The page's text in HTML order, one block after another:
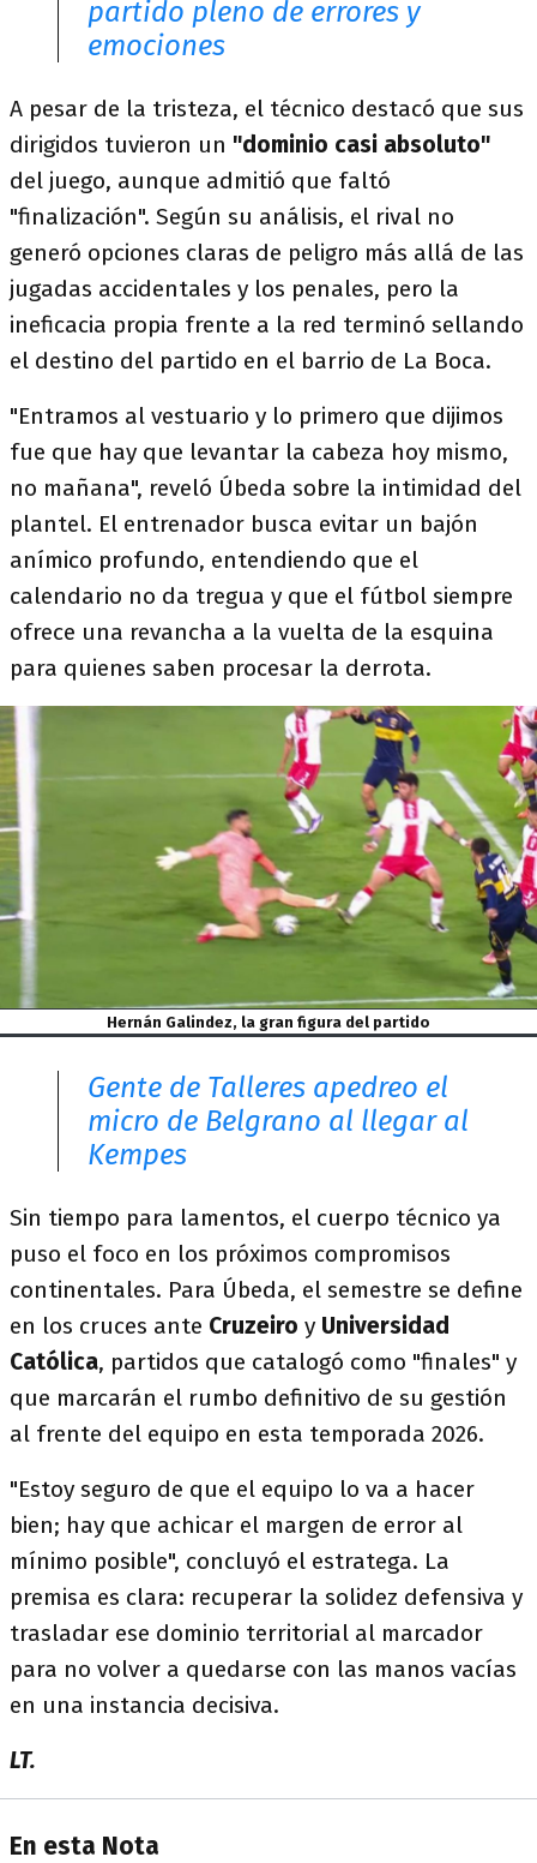
partido pleno de errores y
emociones
A pesar de la tristeza, el técnico destacó que sus
dirigidos tuvieron un "dominio casi absoluto"
del juego, aunque admitió que faltó
"finalización". Según su análisis, el rival no
generó opciones claras de peligro más allá de las
jugadas accidentales y los penales, pero la
ineficacia propia frente a la red terminó sellando
el destino del partido en el barrio de La Boca.
"Entramos al vestuario y lo primero que dijimos
fue que hay que levantar la cabeza hoy mismo,
no mañana", reveló Úbeda sobre la intimidad del
plantel. El entrenador busca evitar un bajón
anímico profundo, entendiendo que el
calendario no da tregua y que el fútbol siempre
ofrece una revancha a la vuelta de la esquina
para quienes saben procesar la derrota.
Hernán Galindez, la gran figura del partido
Gente de Talleres apedreo el
micro de Belgrano al llegar al
Kempes
Sin tiempo para lamentos, el cuerpo técnico ya
puso el foco en los próximos compromisos
continentales. Para Úbeda, el semestre se define
en los cruces ante Cruzeiro y Universidad
Católica, partidos que catalogó como "finales" y
que marcarán el rumbo definitivo de su gestión
al frente del equipo en esta temporada 2026.
"Estoy seguro de que el equipo lo va a hacer
bien; hay que achicar el margen de error al
mínimo posible", concluyó el estratega. La
premisa es clara: recuperar la solidez defensiva y
trasladar ese dominio territorial al marcador
para no volver a quedarse con las manos vacías
en una instancia decisiva.
LT.
En esta Nota